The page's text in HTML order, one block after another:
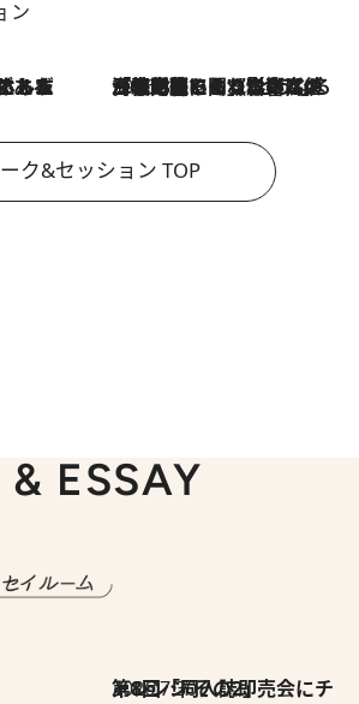
ン
2026.8.3
「住宅建てられない…」「サーチャージ料の高値が続いている」ホルムズ海峡封鎖による影響はいつまで続く？《エネルギー専門家に聞く“どうなる日本の暮らし”》
ーク&セッション TOP
ESSAY
2026.7.30
第8回「同人誌即売会にチャレンジ その2」